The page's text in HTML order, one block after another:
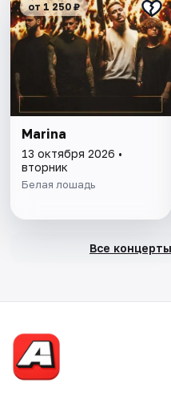
от 1 250 ₽
Marina
13 октября 2026 •
вторник
Белая лошадь
Все